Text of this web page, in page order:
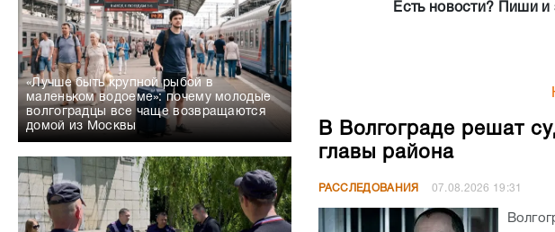
«Лучше быть крупной рыбой в
маленьком водоеме»: почему молодые
волгоградцы все чаще возвращаются
домой из Москвы
Есть новости? Пиши
В Волгограде решат
главы района
РАССЛЕДОВАНИЯ 07.08.2026 19:31